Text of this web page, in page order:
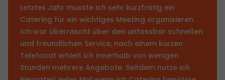
Letztes Jahr musste ich sehr kurzfristig ein
Catering für ein wichtiges Meeting organisieren.
Ich war überrascht über den unfassbar schnellen
und freundlichen Service, nach einem kurzen
Telefonat erhielt ich innerhalb von wenigen
Stunden mehrere Angebote. Seitdem nutze ich